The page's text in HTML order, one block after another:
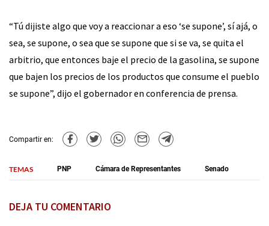
“Tú dijiste algo que voy a reaccionar a eso ‘se supone’, sí ajá, o
sea, se supone, o sea que se supone que si se va, se quita el
arbitrio, que entonces baje el precio de la gasolina, se supone
que bajen los precios de los productos que consume el pueblo
se supone”, dijo el gobernador en conferencia de prensa.
Compartir en:
TEMAS PNP Cámara de Representantes Senado
DEJA TU COMENTARIO